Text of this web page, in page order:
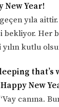
New Year!
yıla
bekliyor. Her
yılın kutlu
that’s
Happy New
canına.